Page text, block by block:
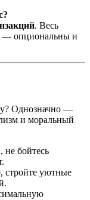
. Весь
— опциональны и
Однозначно —
и моральный
не бойтесь
стройте уютные